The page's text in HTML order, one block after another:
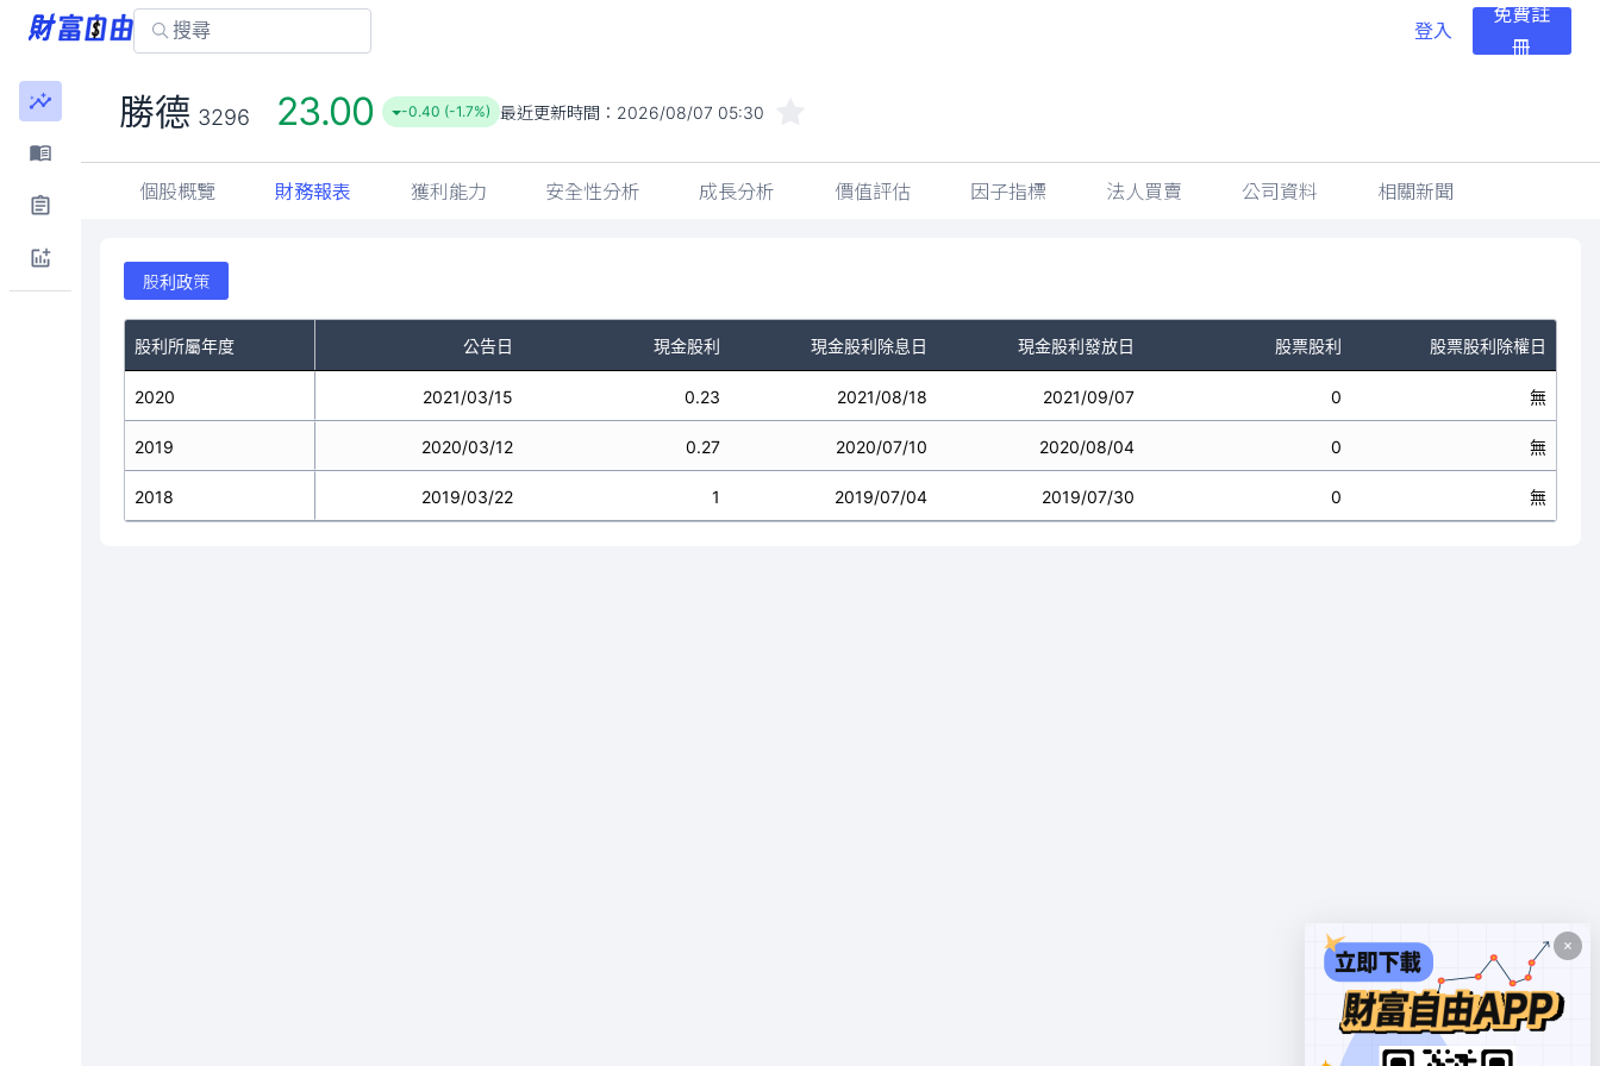
登入
免費註
冊
勝德 3296 23.00 -0.40 (-1.7%) 最近更新時間： 2026/08/07 05:30
個股概覽 財務報表 獲利能力 安全性分析 成長分析 價值評估 因子指標 法人買賣 公司資料 相關新聞
股利政策
股利所屬年度 公告日 現金股利 現金股利除息日 現金股利發放日 股票股利 股票股利除權日
2020
2019
2018
2021/03/15 0.23 2021/08/18 2021/09/07 0 無
2020/03/12 0.27 2020/07/10 2020/08/04 0 無
2019/03/22 1 2019/07/04 2019/07/30 0 無